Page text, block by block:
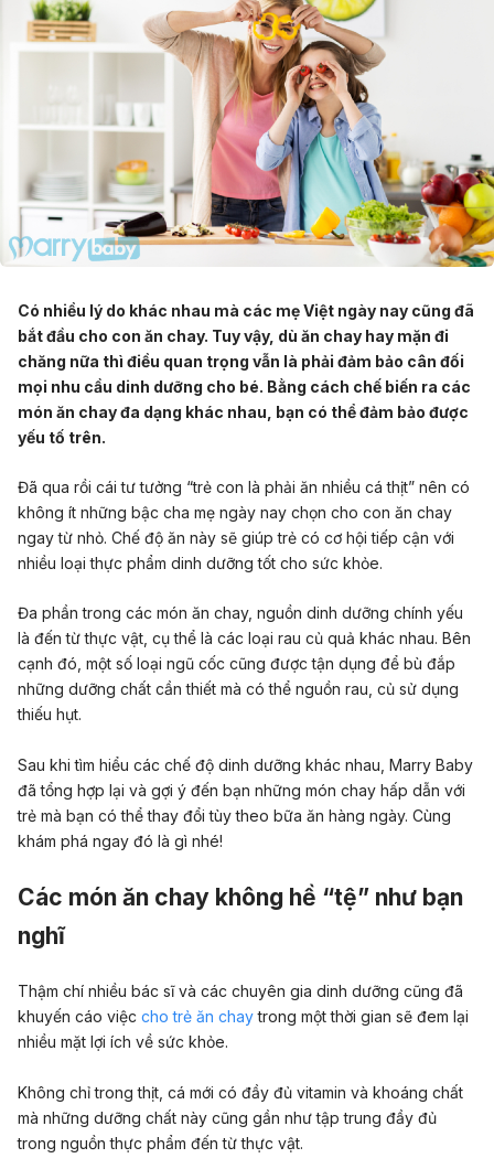
Có nhiều lý do khác nhau mà các mẹ Việt ngày nay cũng đã
bắt đầu cho con ăn chay. Tuy vậy, dù ăn chay hay mặn đi
chăng nữa thì điều quan trọng vẫn là phải đảm bảo cân đối
mọi nhu cầu dinh dưỡng cho bé. Bằng cách chế biến ra các
món ăn chay đa dạng khác nhau, bạn có thể đảm bảo được
yếu tố trên.
Đã qua rồi cái tư tưởng “trẻ con là phải ăn nhiều cá thịt” nên có
không ít những bậc cha mẹ ngày nay chọn cho con ăn chay
ngay từ nhỏ. Chế độ ăn này sẽ giúp trẻ có cơ hội tiếp cận với
nhiều loại thực phẩm dinh dưỡng tốt cho sức khỏe.
Đa phần trong các món ăn chay, nguồn dinh dưỡng chính yếu
là đến từ thực vật, cụ thể là các loại rau củ quả khác nhau. Bên
cạnh đó, một số loại ngũ cốc cũng được tận dụng để bù đắp
những dưỡng chất cần thiết mà có thể nguồn rau, củ sử dụng
thiếu hụt.
Sau khi tìm hiểu các chế độ dinh dưỡng khác nhau, Marry Baby
đã tổng hợp lại và gợi ý đến bạn những món chay hấp dẫn với
trẻ mà bạn có thể thay đổi tùy theo bữa ăn hàng ngày. Cùng
khám phá ngay đó là gì nhé!
Các món ăn chay không hề “tệ” như bạn
nghĩ
Thậm chí nhiều bác sĩ và các chuyên gia dinh dưỡng cũng đã
khuyến cáo việc cho trẻ ăn chaytrong một thời gian sẽ đem lại
nhiều mặt lợi ích về sức khỏe.
Không chỉ trong thịt, cá mới có đầy đủ vitamin và khoáng chất
mà những dưỡng chất này cũng gần như tập trung đầy đủ
trong nguồn thực phẩm đến từ thực vật.